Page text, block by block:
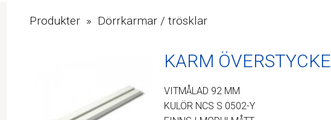
Produkter » Dörrkarmar / trösklar
KARM ÖVERSTYCKE
VITMÅLAD 92 MM
KULÖR NCS S 0502-Y